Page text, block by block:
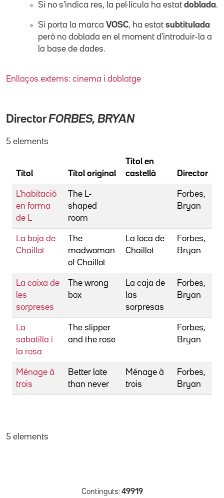
Si no s'indica res, la pel·lícula ha estat doblada.
Si porta la marca VOSC, ha estat subtitulada
però no doblada en el moment d'introduir-la a
la base de dades.
Enllaços externs: cinema i doblatge
DirectorFORBES, BRYAN
5 elements
Títol Títol original
Títol en
castellà
Director
L'habitació
en forma
de L
The L-
shaped
room
Forbes,
Bryan
La boja de
Chaillot
The
madwoman
of Chaillot
La loca de
Chaillot
Forbes,
Bryan
La caixa de
les
sorpreses
The wrong
box
La caja de
las
sorpresas
Forbes,
Bryan
La
sabatilla i
la rosa
The slipper
and the rose
Forbes,
Bryan
Ménage à
trois
Better late
than never
Ménage à
trois
Forbes,
Bryan
5 elements
Continguts: 49919